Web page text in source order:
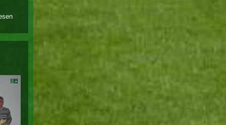
über
erich
schwarze